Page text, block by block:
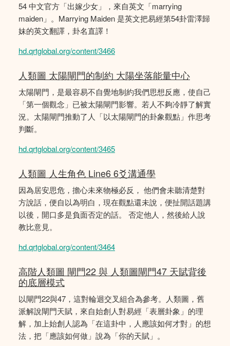
54 中文官方「出嫁少女」，來自英文「marrying
maiden」。Marrying Maiden 是英文把易經第54卦雷澤歸
妹的英文翻譯，卦名直譯！
hd.qrtglobal.org/content/3466
人類圖 太陽閘門的制約 大陽坐落能量中心
太陽閘門，是最容易不自覺地制約我們思想反應，使自己
「第一個觀念」已被太陽閘門影響。若人不夠冷靜了解實
況。太陽閘門推動了人「以太陽閘門的卦象觀點」作思考
判斷。
hd.qrtglobal.org/content/3465
人類圖 人生角色 Line6 6爻溝通學
因為居安思危，擔心未來物極必反， 他們會未聽清楚對
方說話，便自以為明白，現在觀點還未說，便扯開話題講
以後，開口多是負面否定的話。 否定他人，然後給人說
教比意見。
hd.qrtglobal.org/content/3464
高階人類圖 閘門22 與 人類圖閘門47 天賦背後
的底層模式
以閘門22與47，這對輪迴交叉組合為參考。人類圖，舊
派解說閘門天賦，來自始創人對易經「表層卦象」的理
解，加上始創人認為「在這卦中，人應該如何才對」的想
法，把「應該如何做」說為「你的天賦」。